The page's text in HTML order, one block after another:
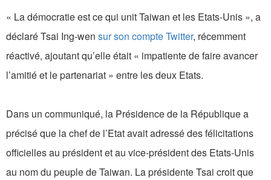
« La démocratie est ce qui unit Taiwan et les Etats-Unis », a
déclaré Tsai Ing-wen sur son compte Twitter, récemment
réactivé, ajoutant qu’elle était « impatiente de faire avancer
l’amitié et le partenariat » entre les deux Etats.
Dans un communiqué, la Présidence de la République a
précisé que la chef de l’Etat avait adressé des félicitations
officielles au président et au vice-président des Etats-Unis
au nom du peuple de Taiwan. La présidente Tsai croit que